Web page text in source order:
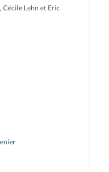
Cécile Lehn et Eric